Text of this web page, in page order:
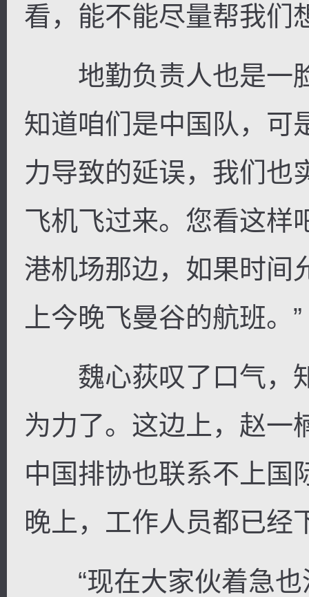
看，能不能尽量帮我们
地勤负责人也是一脸
知道咱们是中国队，可
力导致的延误，我们也
飞机飞过来。您看这样
港机场那边，如果时间
上今晚飞曼谷的航班。”
魏心荻叹了口气，
为力了。这边上，赵一
中国排协也联系不上国
晚上，工作人员都已经
“现在大家伙着急也